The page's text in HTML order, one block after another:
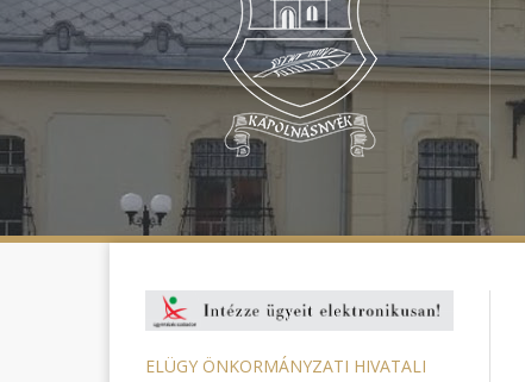
ELÜGY ÖNKORMÁNYZATI HIVATALI